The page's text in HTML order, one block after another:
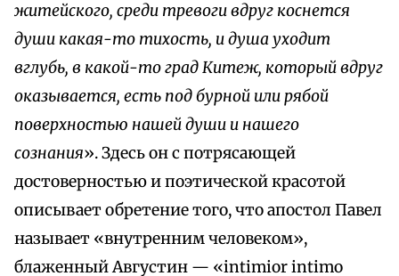
житейского, среди тревоги вдруг коснется
души ка­кая-то тихость, и душа уходит
вглубь, в какой-то град Китеж, который вдруг
оказывается, есть под бурной или рябой
поверхностью нашей души и нашего
сознания». Здесь он с потрясающей
достоверностью и поэтической красотой
описывает обретение того, что апостол Павел
называет «внутренним человеком»,
блаженный Августин — «intimior intimo